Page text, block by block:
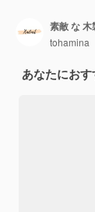
素敵 な 木
tohamina
あなたにお